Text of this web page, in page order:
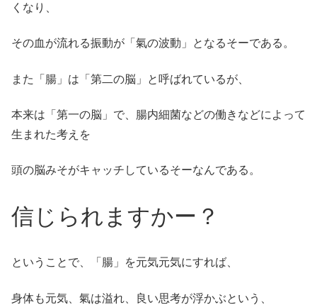
くなり、
その血が流れる振動が「氣の波動」となるそーである。
また「腸」は「第二の脳」と呼ばれているが、
本来は「第一の脳」で、腸内細菌などの働きなどによって
生まれた考えを
頭の脳みそがキャッチしているそーなんである。
信じられますかー？
ということで、「腸」を元気元気にすれば、
身体も元気、氣は溢れ、良い思考が浮かぶという、